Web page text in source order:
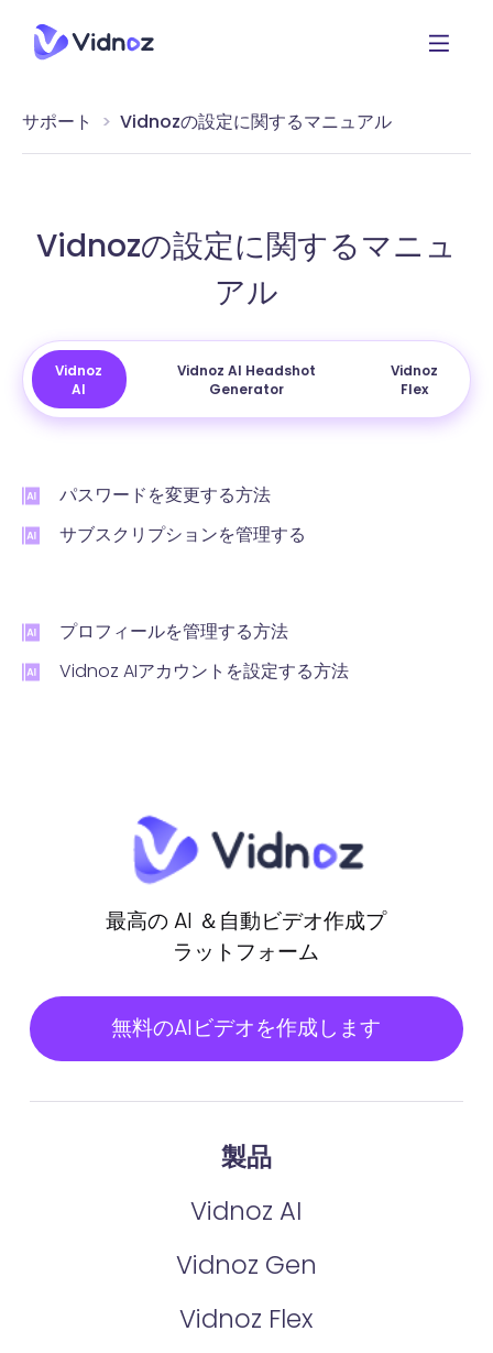
サポート Vidnozの設定に関するマニュアル
Vidnozの設定に関するマニュ
アル
Vidnoz
AI
Vidnoz AI Headshot
Generator
Vidnoz
Flex
パスワードを変更する方法
サブスクリプションを管理する
プロフィールを管理する方法
Vidnoz AIアカウントを設定する方法
最高の AI ＆自動ビデオ作成プ
ラットフォーム
無料のAIビデオを作成します
製品
Vidnoz AI
Vidnoz Gen
Vidnoz Flex